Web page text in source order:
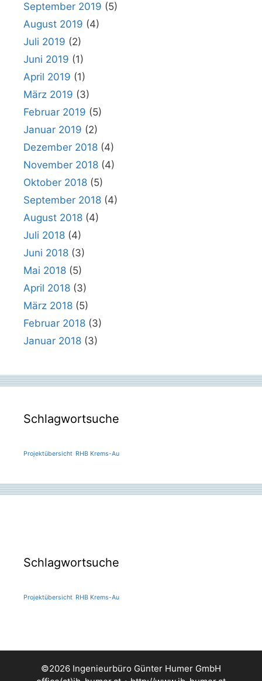
September 2019 (5)
August 2019 (4)
Juli 2019 (2)
Juni 2019 (1)
April 2019 (1)
März 2019 (3)
Februar 2019 (5)
Januar 2019 (2)
Dezember 2018 (4)
November 2018 (4)
Oktober 2018 (5)
September 2018 (4)
August 2018 (4)
Juli 2018 (4)
Juni 2018 (3)
Mai 2018 (5)
April 2018 (3)
März 2018 (5)
Februar 2018 (3)
Januar 2018 (3)
Schlagwortsuche
Projektübersicht RHB Krems-Au
Schlagwortsuche
Projektübersicht RHB Krems-Au
©2026 Ingenieurbüro Günter Humer GmbH